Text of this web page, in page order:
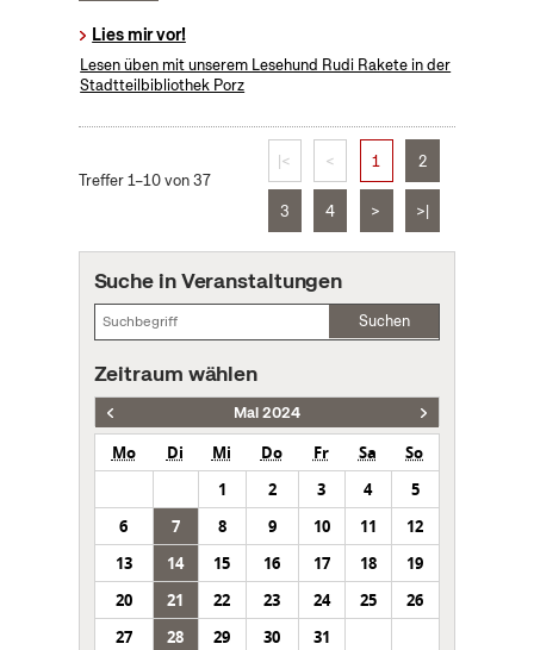
Lies mir vor!
Lesen üben mit unserem Lesehund Rudi Rakete in der
Stadtteilbibliothek Porz
Treffer 1–10 von 37
|< < 1 2
3 4 > >|
Suche in Veranstaltungen
Suchen
Zeitraum wählen
Mai 2024
Mo Di Mi Do Fr Sa
So
1
2 3 4
5
6
7 8 9 10 11
12
13
14 15 16 17 18
19
20
21 22 23 24 25
26
27
28 29 30 31